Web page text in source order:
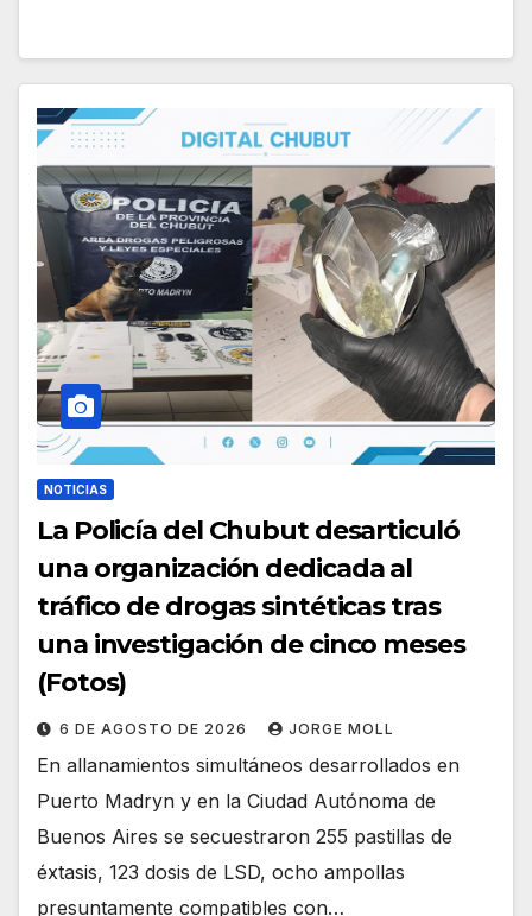
NOTICIAS
La Policía del Chubut desarticuló
una organización dedicada al
tráfico de drogas sintéticas tras
una investigación de cinco meses
(Fotos)
6 DE AGOSTO DE 2026 JORGE MOLL
En allanamientos simultáneos desarrollados en
Puerto Madryn y en la Ciudad Autónoma de
Buenos Aires se secuestraron 255 pastillas de
éxtasis, 123 dosis de LSD, ocho ampollas
presuntamente compatibles con…